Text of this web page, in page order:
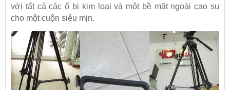
với tất cả các ổ bi kim loại và một bề mặt ngoài cao su
cho một cuộn siêu mịn.